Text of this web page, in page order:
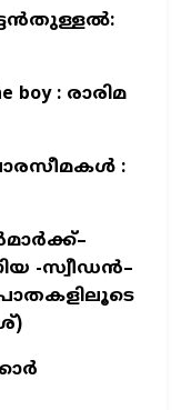
: രാരിമ
:
-സ്വീഡൻ–